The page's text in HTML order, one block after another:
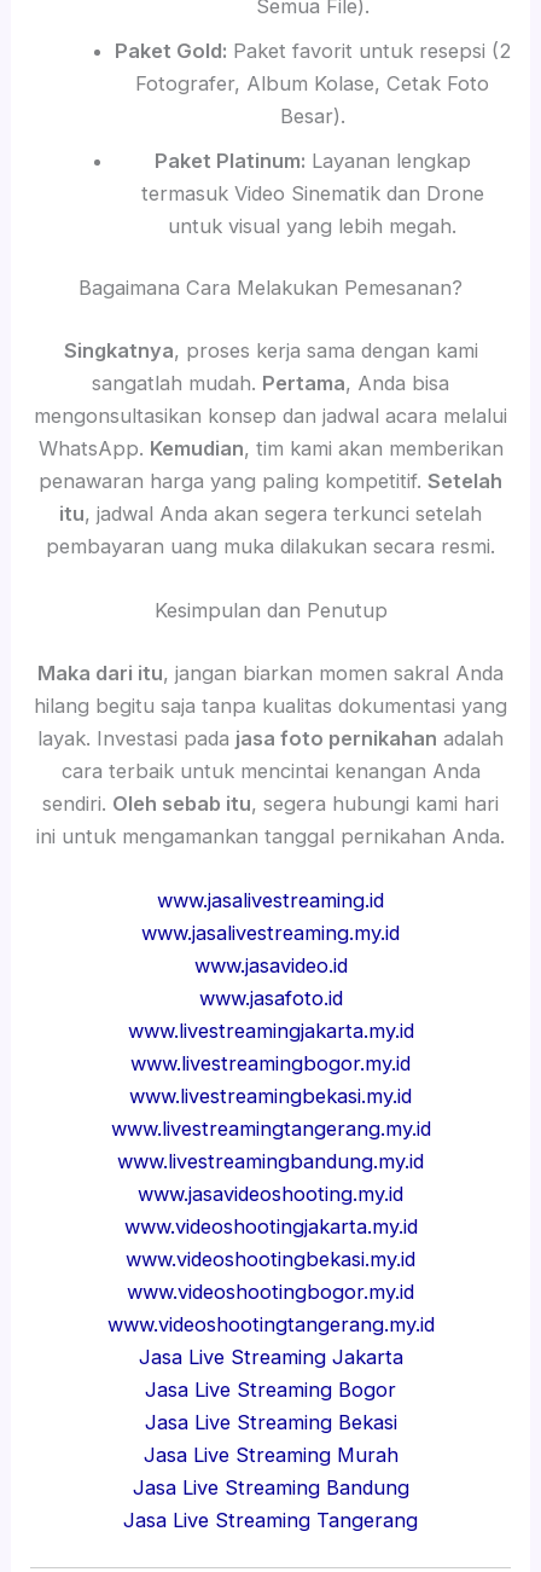
Semua File).
Paket Gold: Paket favorit untuk resepsi (2
Fotografer, Album Kolase, Cetak Foto
Besar).
Paket Platinum: Layanan lengkap
termasuk Video Sinematik dan Drone
untuk visual yang lebih megah.
Bagaimana Cara Melakukan Pemesanan?
Singkatnya, proses kerja sama dengan kami
sangatlah mudah. Pertama, Anda bisa
mengonsultasikan konsep dan jadwal acara melalui
WhatsApp. Kemudian, tim kami akan memberikan
penawaran harga yang paling kompetitif. Setelah
itu, jadwal Anda akan segera terkunci setelah
pembayaran uang muka dilakukan secara resmi.
Kesimpulan dan Penutup
Maka dari itu, jangan biarkan momen sakral Anda
hilang begitu saja tanpa kualitas dokumentasi yang
layak. Investasi pada jasa foto pernikahan adalah
cara terbaik untuk mencintai kenangan Anda
sendiri. Oleh sebab itu, segera hubungi kami hari
ini untuk mengamankan tanggal pernikahan Anda.
www.jasalivestreaming.id
www.jasalivestreaming.my.id
www.jasavideo.id
www.jasafoto.id
www.livestreamingjakarta.my.id
www.livestreamingbogor.my.id
www.livestreamingbekasi.my.id
www.livestreamingtangerang.my.id
www.livestreamingbandung.my.id
www.jasavideoshooting.my.id
www.videoshootingjakarta.my.id
www.videoshootingbekasi.my.id
www.videoshootingbogor.my.id
www.videoshootingtangerang.my.id
Jasa Live Streaming Jakarta
Jasa Live Streaming Bogor
Jasa Live Streaming Bekasi
Jasa Live Streaming Murah
Jasa Live Streaming Bandung
Jasa Live Streaming Tangerang